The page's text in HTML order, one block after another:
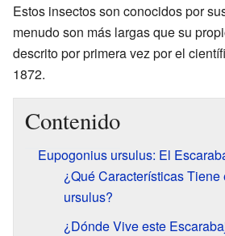
Estos insectos son conocidos por
menudo son más largas que su
descrito por primera vez por el
1872.
Contenido
Eupogonius ursulus: El
¿Qué Características
ursulus?
¿Dónde Vive este